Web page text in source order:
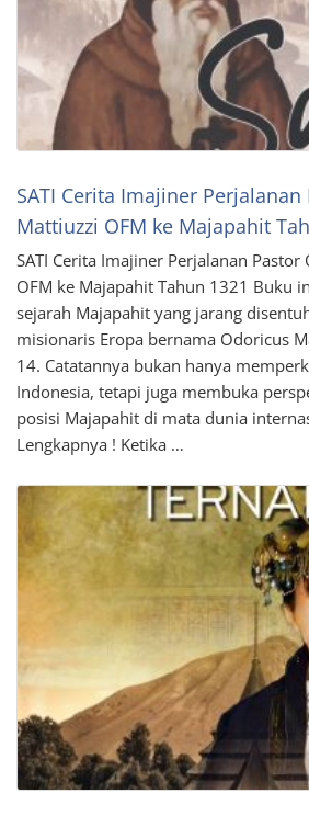
SATI Cerita Imajiner
Mattiuzzi OFM ke Majapahit
SATI Cerita Imajiner Perjalanan
OFM ke Majapahit Tahun 1321 Buku
sejarah Majapahit yang jarang
misionaris Eropa bernama Odoricus
14. Catatannya bukan hanya
Indonesia, tetapi juga membuka
posisi Majapahit di mata dunia
Lengkapnya ! Ketika …